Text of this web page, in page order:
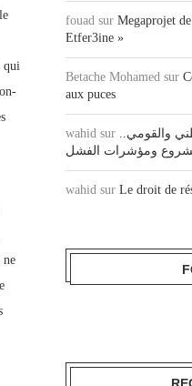
qui
ne
fouad sur Megaprojet
Etfer3ine »
Betache Mohamed sur
aux puces
wahid sur والقومي..
ومؤشرات الفشل
wahid sur Le droit de